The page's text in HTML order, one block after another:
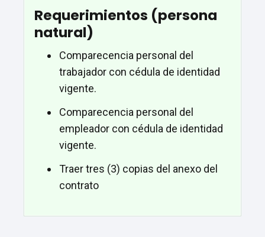
Requerimientos (persona
natural)
Comparecencia personal del
trabajador con cédula de identidad
vigente.
Comparecencia personal del
empleador con cédula de identidad
vigente.
Traer tres (3) copias del anexo del
contrato